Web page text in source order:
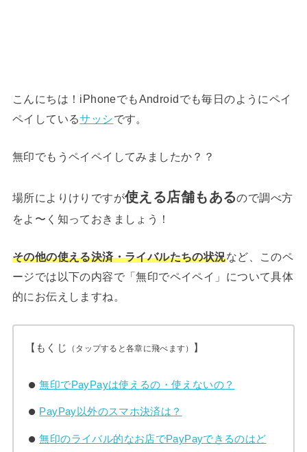
こんにちは！iPhoneでもAndroidでも毎日のようにペイ
ペイしているサッシです。
無印でもうペイペイしてみましたか？？
場所によりけりですが使える店舗もあるので調べ方
をよ〜く知っておきましょう！
その他の使える決済・ライバルたちの状況など、このペ
ージでは以下の内容で「無印でペイペイ」について具体
的にお伝えしますね。
【もくじ （タップすると各章に飛べます） 】
無印でPayPayは使えるの・使えないの？
PayPay以外のスマホ決済は？
無印のライバル的なお店でPayPayできるのはど